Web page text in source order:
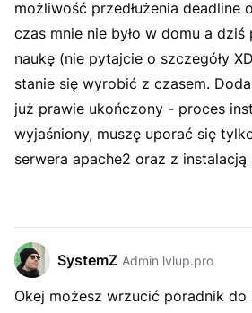
możliwość przedłużenia deadline
czas mnie nie było w domu a dziś
naukę (nie pytajcie o szczegóły
stanie się wyrobić z czasem.
już prawie ukończony - proces
wyjaśniony, muszę uporać się
serwera apache2 oraz z
SystemZ Admin lvlup.pro
Okej możesz wrzucić poradnik do